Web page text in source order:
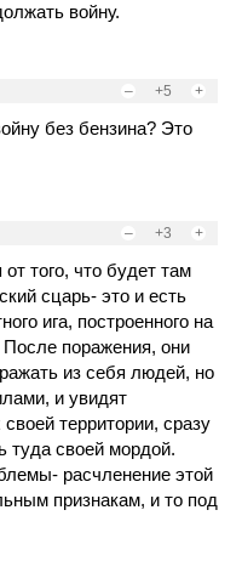
войну.
– +5 +
без бензина? Это
– +3 +
того, что будет там
сцарь- это и есть
ига, построенного на
После поражения, они
из себя людей, но
и увидят
территории, сразу
туда своей мордой.
расчленение этой
признакам, и то под